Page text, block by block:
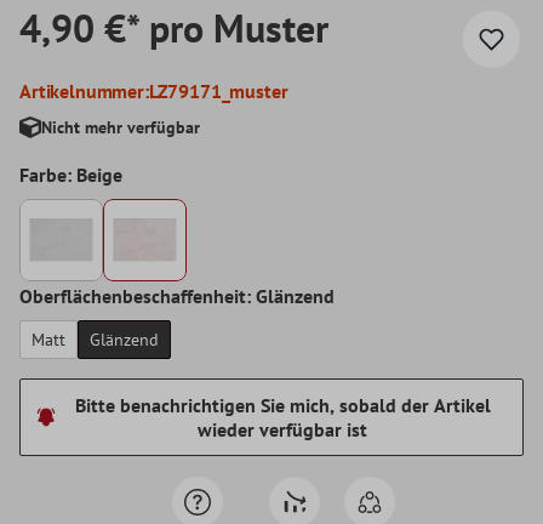
4,90 €* pro Muster
Artikelnummer:LZ79171_muster
Nicht mehr verfügbar
Farbe: Beige
Oberflächenbeschaffenheit: Glänzend
Matt Glänzend
Bitte benachrichtigen Sie mich, sobald der Artikel
wieder verfügbar ist